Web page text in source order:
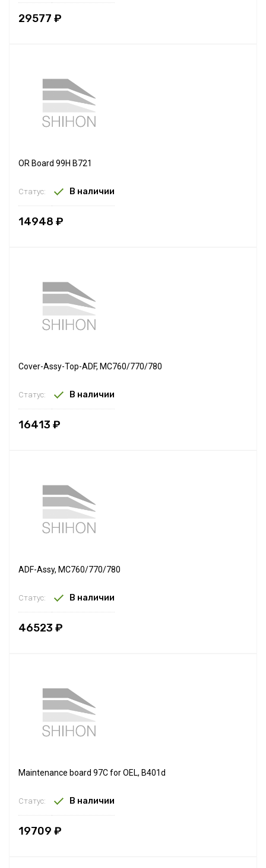
29577 ₽
OR Board 99H B721
Статус: В наличии
14948 ₽
Cover-Assy-Top-ADF, MC760/770/780
Статус: В наличии
16413 ₽
ADF-Assy, MC760/770/780
Статус: В наличии
46523 ₽
Maintenance board 97C for OEL, B401d
Статус: В наличии
19709 ₽